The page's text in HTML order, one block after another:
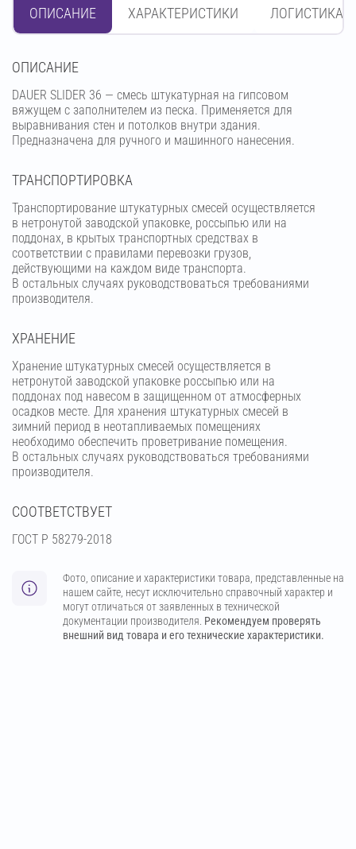
ОПИСАНИЕ ХАРАКТЕРИСТИКИ ЛОГИСТИКА
OПИСАНИЕ
DAUER SLIDER 36 — смесь штукатурная на гипсовом
вяжущем с заполнителем из песка. Применяется для
выравнивания стен и потолков внутри здания.
Предназначена для ручного и машинного нанесения.
ТРАНСПОРТИРОВКА
Транспортирование штукатурных смесей осуществляется
в нетронутой заводской упаковке, россыпью или на
поддонах, в крытых транспортных средствах в
соответствии с правилами перевозки грузов,
действующими на каждом виде транспорта.
В остальных случаях руководствоваться требованиями
производителя.
ХРАНЕНИЕ
Хранение штукатурных смесей осуществляется в
нетронутой заводской упаковке россыпью или на
поддонах под навесом в защищенном от атмосферных
осадков месте. Для хранения штукатурных смесей в
зимний период в неотапливаемых помещениях
необходимо обеспечить проветривание помещения.
В остальных случаях руководствоваться требованиями
производителя.
СООТВЕТСТВУЕТ
ГОСТ Р 58279-2018
Фото, описание и характеристики товара, представленные на
нашем сайте, несут исключительно справочный характер и
могут отличаться от заявленных в технической
документации производителя. Рекомендуем проверять
внешний вид товара и его технические характеристики.